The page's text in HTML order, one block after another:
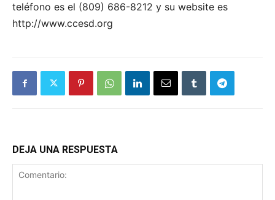
teléfono es el (809) 686-8212 y su website es
http://www.ccesd.org
DEJA UNA RESPUESTA